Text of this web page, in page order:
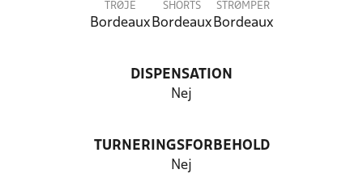
TRØJE
Bordeaux
SHORTS
Bordeaux
STRØMPER
Bordeaux
DISPENSATION
Nej
TURNERINGSFORBEHOLD
Nej